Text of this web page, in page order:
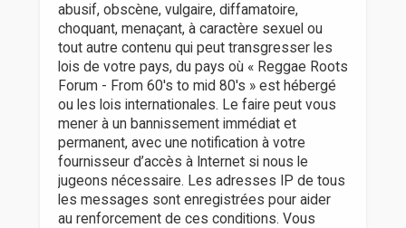
abusif, obscène, vulgaire, diffamatoire,
choquant, menaçant, à caractère sexuel ou
tout autre contenu qui peut transgresser les
lois de votre pays, du pays où « Reggae Roots
Forum - From 60's to mid 80's » est hébergé
ou les lois internationales. Le faire peut vous
mener à un bannissement immédiat et
permanent, avec une notification à votre
fournisseur d’accès à Internet si nous le
jugeons nécessaire. Les adresses IP de tous
les messages sont enregistrées pour aider
au renforcement de ces conditions. Vous